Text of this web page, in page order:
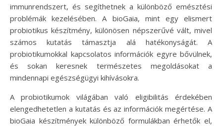
immunrendszert, és segíthetnek a különböző emésztési
problémák kezelésében. A bioGaia, mint egy elismert
probiotikus készítmény, különösen népszerűvé vált, mivel
számos kutatás támasztja alá hatékonyságát. A
probiotikumokkal kapcsolatos információk egyre bővülnek,
és sokan keresnek természetes megoldásokat a
mindennapi egészségügyi kihívásokra.
A probiotikumok világában való eligibilitás érdekében
elengedhetetlen a kutatás és az információk megértése. A
bioGaia készítmények különböző formulákban érhetők el,